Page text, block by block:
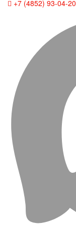
+7 (4852) 93-04-20